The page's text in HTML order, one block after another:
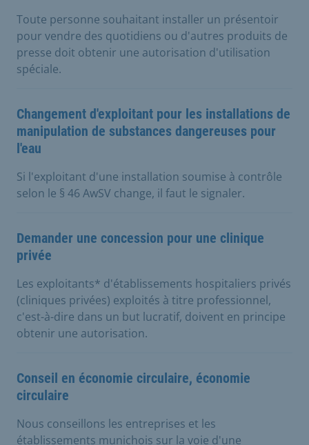
Toute personne souhaitant installer un présentoir
pour vendre des quotidiens ou d'autres produits de
presse doit obtenir une autorisation d'utilisation
spéciale.
Changement d'exploitant pour les installations de
manipulation de substances dangereuses pour
l'eau
Si l'exploitant d'une installation soumise à contrôle
selon le § 46 AwSV change, il faut le signaler.
Demander une concession pour une clinique
privée
Les exploitants* d'établissements hospitaliers privés
(cliniques privées) exploités à titre professionnel,
c'est-à-dire dans un but lucratif, doivent en principe
obtenir une autorisation.
Conseil en économie circulaire, économie
circulaire
Nous conseillons les entreprises et les
établissements munichois sur la voie d'une